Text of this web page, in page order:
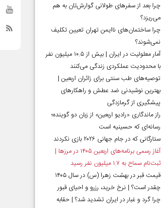
چرا بعد از سفرهای طولانی گوارش‌تان به هم
می‌ریزد؟
چرا ساختمان‌های ناایمن تهران تعیین تکلیف
نمی‌شوند؟
آمار معلولیت در ایران | بیش از ۱۰.۵ میلیون نفر
با محدودیت عملکردی زندگی می‌کنند
توصیه‌های طب سنتی برای زائران اربعین |
بهترین نوشیدنی ضد عطش و راهکارهای
پیشگیری از گرمازدگی
راز ماندگاری «رادیو اربعین» از زبان دو گوینده؛
رسانه‌ای که حسینیه است
ستارگانی که در جام جهانی ۲۰۲۶ بازی نکردند
آغاز رسمی برنامه‌های اربعین ۱۴۰۵ در مرز‌ها |
ثبت‌نام سماح به ۱.۷ میلیون نفر رسید
قیمت قبر در بهشت زهرا (س) در سال ۱۴۰۵
چقدر است؟ | نرخ خرید، رزرو و احیای قبور
چرا گرد و غبار در ایران تشدید شد؟ | حقابه